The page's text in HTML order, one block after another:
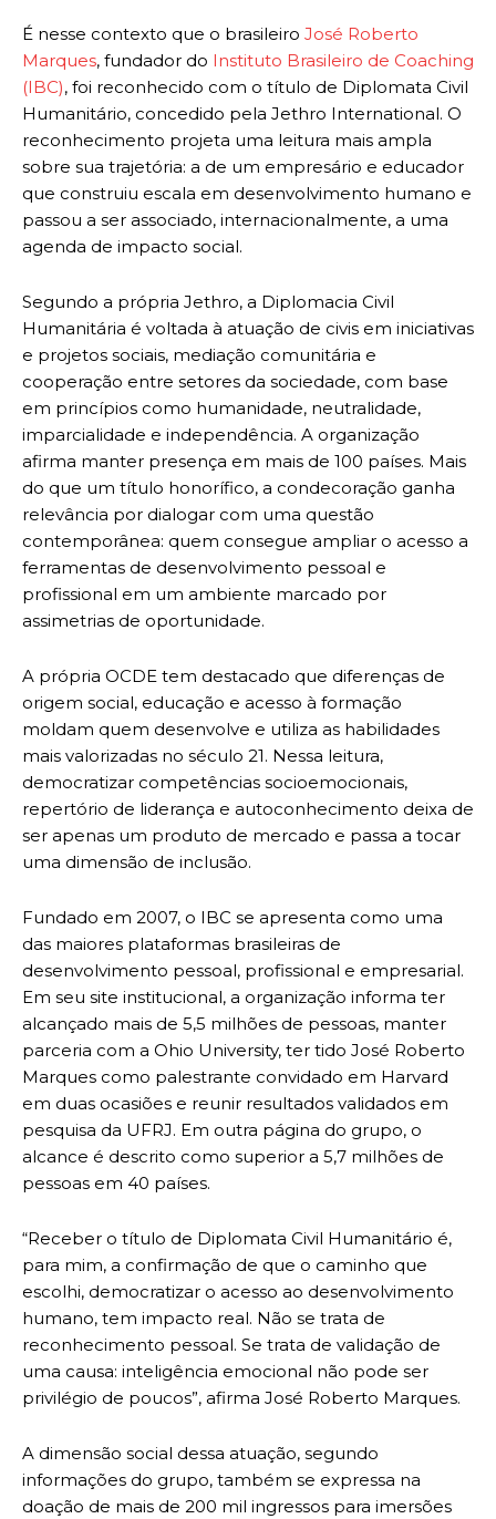
É nesse contexto que o brasileiro José Roberto
Marques, fundador do Instituto Brasileiro de Coaching
(IBC), foi reconhecido com o título de Diplomata Civil
Humanitário, concedido pela Jethro International. O
reconhecimento projeta uma leitura mais ampla
sobre sua trajetória: a de um empresário e educador
que construiu escala em desenvolvimento humano e
passou a ser associado, internacionalmente, a uma
agenda de impacto social.
Segundo a própria Jethro, a Diplomacia Civil
Humanitária é voltada à atuação de civis em iniciativas
e projetos sociais, mediação comunitária e
cooperação entre setores da sociedade, com base
em princípios como humanidade, neutralidade,
imparcialidade e independência. A organização
afirma manter presença em mais de 100 países. Mais
do que um título honorífico, a condecoração ganha
relevância por dialogar com uma questão
contemporânea: quem consegue ampliar o acesso a
ferramentas de desenvolvimento pessoal e
profissional em um ambiente marcado por
assimetrias de oportunidade.
A própria OCDE tem destacado que diferenças de
origem social, educação e acesso à formação
moldam quem desenvolve e utiliza as habilidades
mais valorizadas no século 21. Nessa leitura,
democratizar competências socioemocionais,
repertório de liderança e autoconhecimento deixa de
ser apenas um produto de mercado e passa a tocar
uma dimensão de inclusão.
Fundado em 2007, o IBC se apresenta como uma
das maiores plataformas brasileiras de
desenvolvimento pessoal, profissional e empresarial.
Em seu site institucional, a organização informa ter
alcançado mais de 5,5 milhões de pessoas, manter
parceria com a Ohio University, ter tido José Roberto
Marques como palestrante convidado em Harvard
em duas ocasiões e reunir resultados validados em
pesquisa da UFRJ. Em outra página do grupo, o
alcance é descrito como superior a 5,7 milhões de
pessoas em 40 países.
“Receber o título de Diplomata Civil Humanitário é,
para mim, a confirmação de que o caminho que
escolhi, democratizar o acesso ao desenvolvimento
humano, tem impacto real. Não se trata de
reconhecimento pessoal. Se trata de validação de
uma causa: inteligência emocional não pode ser
privilégio de poucos”, afirma José Roberto Marques.
A dimensão social dessa atuação, segundo
informações do grupo, também se expressa na
doação de mais de 200 mil ingressos para imersões